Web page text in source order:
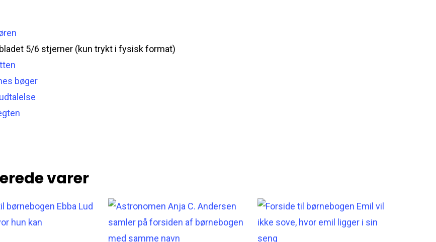
5/6 stjerner (kun trykt i fysisk format)
bøger
varer